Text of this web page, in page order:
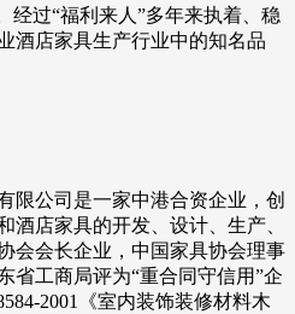
经过“福利来人”多年来执着、稳
酒店家具生产行业中的知名品
限公司是一家中港合资企业，创
酒店家具的开发、设计、生产、
会会长企业，中国家具协会理事
省工商局评为“重合同守信用”企
2001《室内装饰装修材料木